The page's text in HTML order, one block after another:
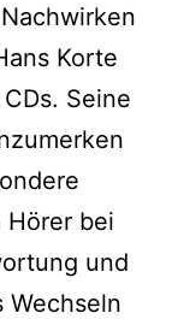
Korte
Seine
bei
und
Wechseln